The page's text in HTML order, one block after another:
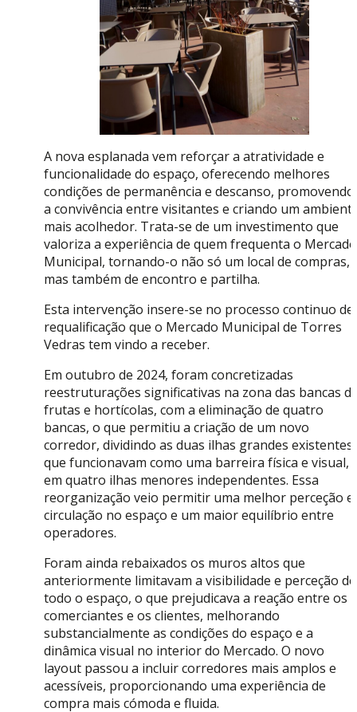
A nova esplanada vem reforçar a atratividade e
funcionalidade do espaço, oferecendo melhores
condições de permanência e descanso, promovendo
a convivência entre visitantes e criando um
mais acolhedor. Trata-se de um investimento que
valoriza a experiência de quem frequenta o Mercado
Municipal, tornando-o não só um local de compras,
mas também de encontro e partilha.
Esta intervenção insere-se no processo continuo de
requalificação que o Mercado Municipal de Torres
Vedras tem vindo a receber.
Em outubro de 2024, foram concretizadas
reestruturações significativas na zona das bancas
frutas e hortícolas, com a eliminação de quatro
bancas, o que permitiu a criação de um novo
corredor, dividindo as duas ilhas grandes existentes,
que funcionavam como uma barreira física e visual,
em quatro ilhas menores independentes. Essa
reorganização veio permitir uma melhor perceção e
circulação no espaço e um maior equilíbrio entre
operadores.
Foram ainda rebaixados os muros altos que
anteriormente limitavam a visibilidade e perceção de
todo o espaço, o que prejudicava a reação entre os
comerciantes e os clientes, melhorando
substancialmente as condições do espaço e a
dinâmica visual no interior do Mercado. O novo
layout passou a incluir corredores mais amplos e
acessíveis, proporcionando uma experiência de
compra mais cómoda e fluida.